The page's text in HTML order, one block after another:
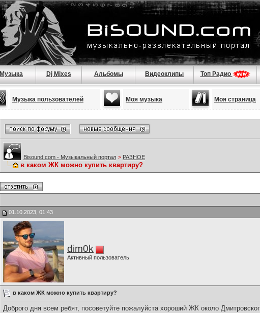
Музыка Dj Mixes Альбомы Видеоклипы Топ Радио
Музыка пользователей Моя музыка Моя страница
Bisound.com - Музыкальный портал > РАЗНОЕ
в каком ЖК можно купить квартиру?
01.10.2023, 01:43
dim0k
Активный пользователь
в каком ЖК можно купить квартиру?
Доброго дня всем ребят, посоветуйте пожалуйста хороший ЖК около